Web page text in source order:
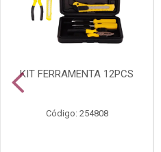
KIT FERRAMENTA 12PCS
Código: 254808